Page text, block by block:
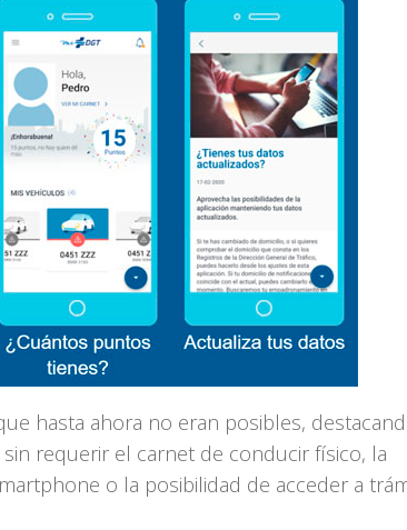
hasta ahora no eran posibles,
requerir el carnet de conducir físico, la
o la posibilidad de acceder a